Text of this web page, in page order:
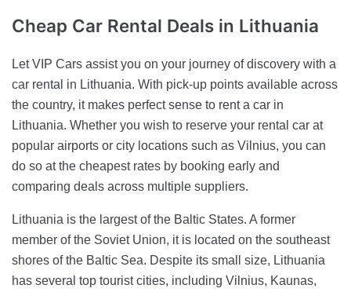
Cheap Car Rental Deals in Lithuania
Let VIP Cars assist you on your journey of discovery with a
car rental in Lithuania. With pick-up points available across
the country, it makes perfect sense to rent a car in
Lithuania. Whether you wish to reserve your rental car at
popular airports or city locations such as Vilnius, you can
do so at the cheapest rates by booking early and
comparing deals across multiple suppliers.
Lithuania is the largest of the Baltic States. A former
member of the Soviet Union, it is located on the southeast
shores of the Baltic Sea. Despite its small size, Lithuania
has several top tourist cities, including Vilnius, Kaunas,